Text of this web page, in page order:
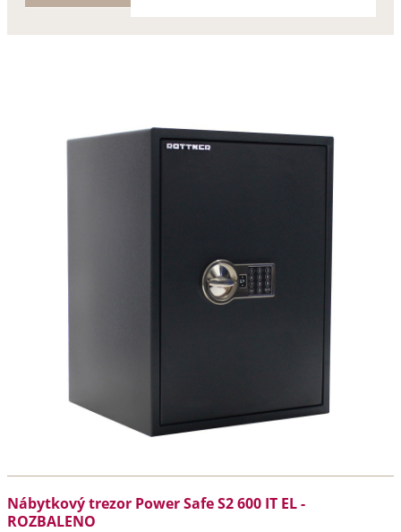
Nábytkový trezor Power Safe S2 600 IT EL -
ROZBALENO